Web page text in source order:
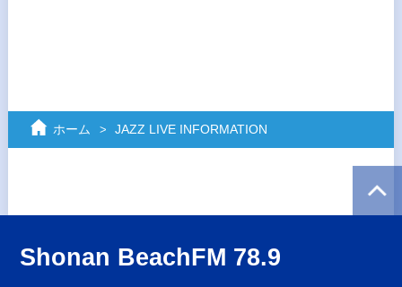
ホーム JAZZ LIVE INFORMATION
Shonan BeachFM 78.9